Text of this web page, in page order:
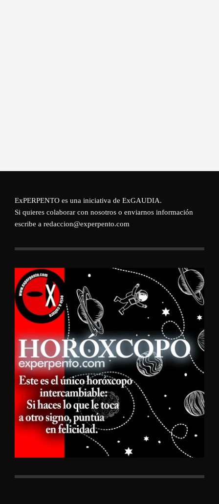
ExPERPENTO es una iniciativa de ExGAUDIA.
Si quieres colaborar con nosotros o enviarnos información
escribe a redaccion@experpento.com